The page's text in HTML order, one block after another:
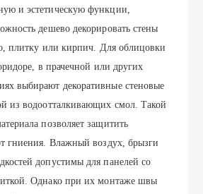
и эстетическую функции,
дешево декорировать стены
плитку или кирпич. Для облицовки
в прачечной или других
выбирают декоративные стеновые
из водоотталкивающих смол. Такой
позволяет защитить
гниения. Влажный воздух, брызги
допустимы для панелей со
Однако при их монтаже швы